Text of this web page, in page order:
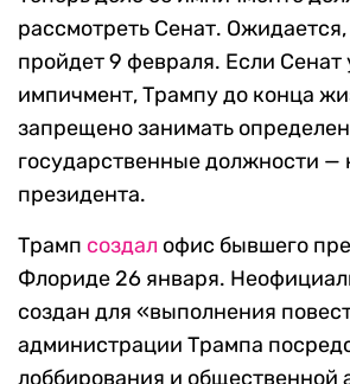
рассмотреть Сенат.
пройдет 9 февраля. Если Сенат
импичмент, Трампу до конца
запрещено занимать
государственные должности —
президента.
Трамп создал офис бывшего
Флориде 26 января.
создан для «выполнения
администрации Трампа
лоббирования и общественной